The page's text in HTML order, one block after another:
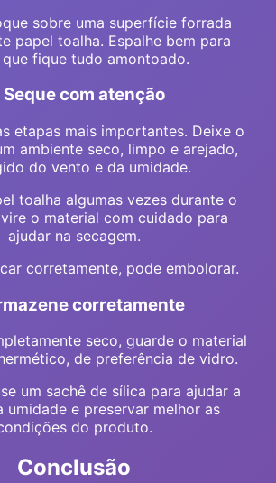
sobre uma superfície forrada
papel toalha. Espalhe bem para
fique tudo amontoado.
Seque com atenção
etapas mais importantes. Deixe o
ambiente seco, limpo e arejado,
do vento e da umidade.
toalha algumas vezes durante o
o material com cuidado para
ajudar na secagem.
corretamente, pode embolorar.
corretamente
seco, guarde o material
de preferência de vidro.
um sachê de sílica para ajudar a
umidade e preservar melhor as
do produto.
Conclusão